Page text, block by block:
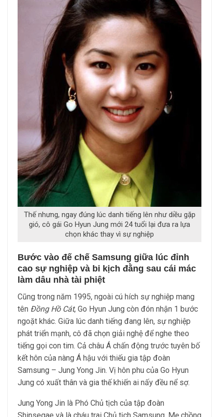
Thế nhưng, ngay đúng lúc danh tiếng lên như diều gặp
gió, cô gái Go Hyun Jung mới 24 tuổi lại đưa ra lựa
chọn khác thay vì sự nghiệp
Bước vào đế chế Samsung giữa lúc đỉnh
cao sự nghiệp và bi kịch đằng sau cái mác
làm dâu nhà tài phiệt
Cũng trong năm 1995, ngoài cú hích sự nghiệp mang
tên Đồng Hồ Cát, Go Hyun Jung còn đón nhận 1 bước
ngoặt khác. Giữa lúc danh tiếng đang lên, sự nghiệp
phát triển mạnh, cô đã chọn giải nghệ để nghe theo
tiếng gọi con tim. Cả châu Á chấn động trước tuyên bố
kết hôn của nàng Á hậu với thiếu gia tập đoàn
Samsung – Jung Yong Jin. Vị hôn phu của Go Hyun
Jung có xuất thân và gia thế khiến ai nấy đều nể sợ.
Jung Yong Jin là Phó Chủ tịch của tập đoàn